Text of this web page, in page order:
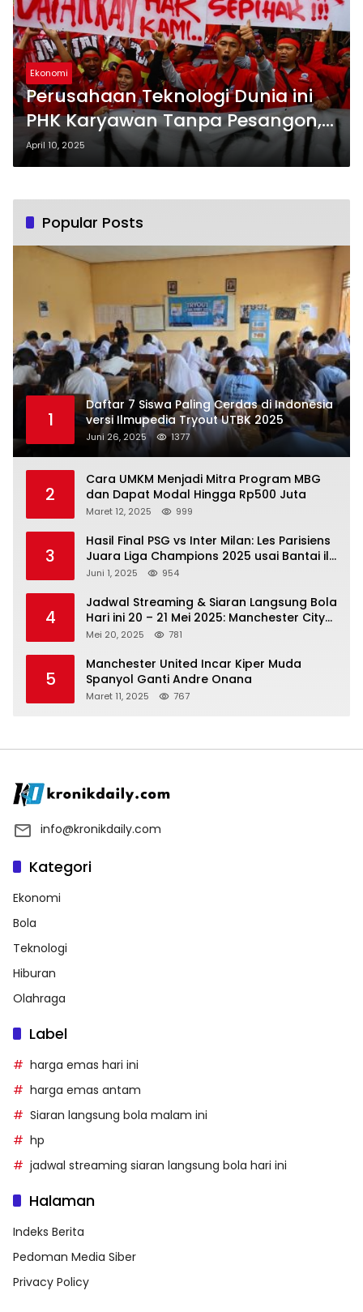
Ekonomi
Perusahaan Teknologi Dunia ini
PHK Karyawan Tanpa Pesangon,
ini Alasannya
April 10, 2025
Popular Posts
1
Daftar 7 Siswa Paling Cerdas di Indonesia
versi Ilmupedia Tryout UTBK 2025
Juni 26, 2025 1377
2
Cara UMKM Menjadi Mitra Program MBG
dan Dapat Modal Hingga Rp500 Juta
Maret 12, 2025 999
3
Hasil Final PSG vs Inter Milan: Les Parisiens
Juara Liga Champions 2025 usai Bantai il
Nerazzurri
Juni 1, 2025 954
4
Jadwal Streaming & Siaran Langsung Bola
Hari ini 20 – 21 Mei 2025: Manchester City
vs Bournemouth
Mei 20, 2025 781
5
Manchester United Incar Kiper Muda
Spanyol Ganti Andre Onana
Maret 11, 2025 767
info@kronikdaily.com
Kategori
Ekonomi
Bola
Teknologi
Hiburan
Olahraga
Label
harga emas hari ini
harga emas antam
Siaran langsung bola malam ini
hp
jadwal streaming siaran langsung bola hari ini
Halaman
Indeks Berita
Pedoman Media Siber
Privacy Policy